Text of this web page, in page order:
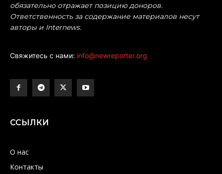
обязательно отражает позицию доноров.
Ответственность за содержание материалов несут
авторы и Internews.
Свяжитесь с нами: info@newreporter.org
ССЫЛКИ
О нас
Контакты